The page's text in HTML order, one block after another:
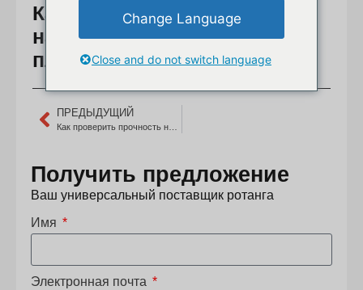
Как продлить срок службы
натурального ротангового
плетения?
ПРЕДЫДУЩИЙ
Получить предложение
Ваш универсальный поставщик ротанга
Имя
Электронная почта
Change Language
Close and do not switch language